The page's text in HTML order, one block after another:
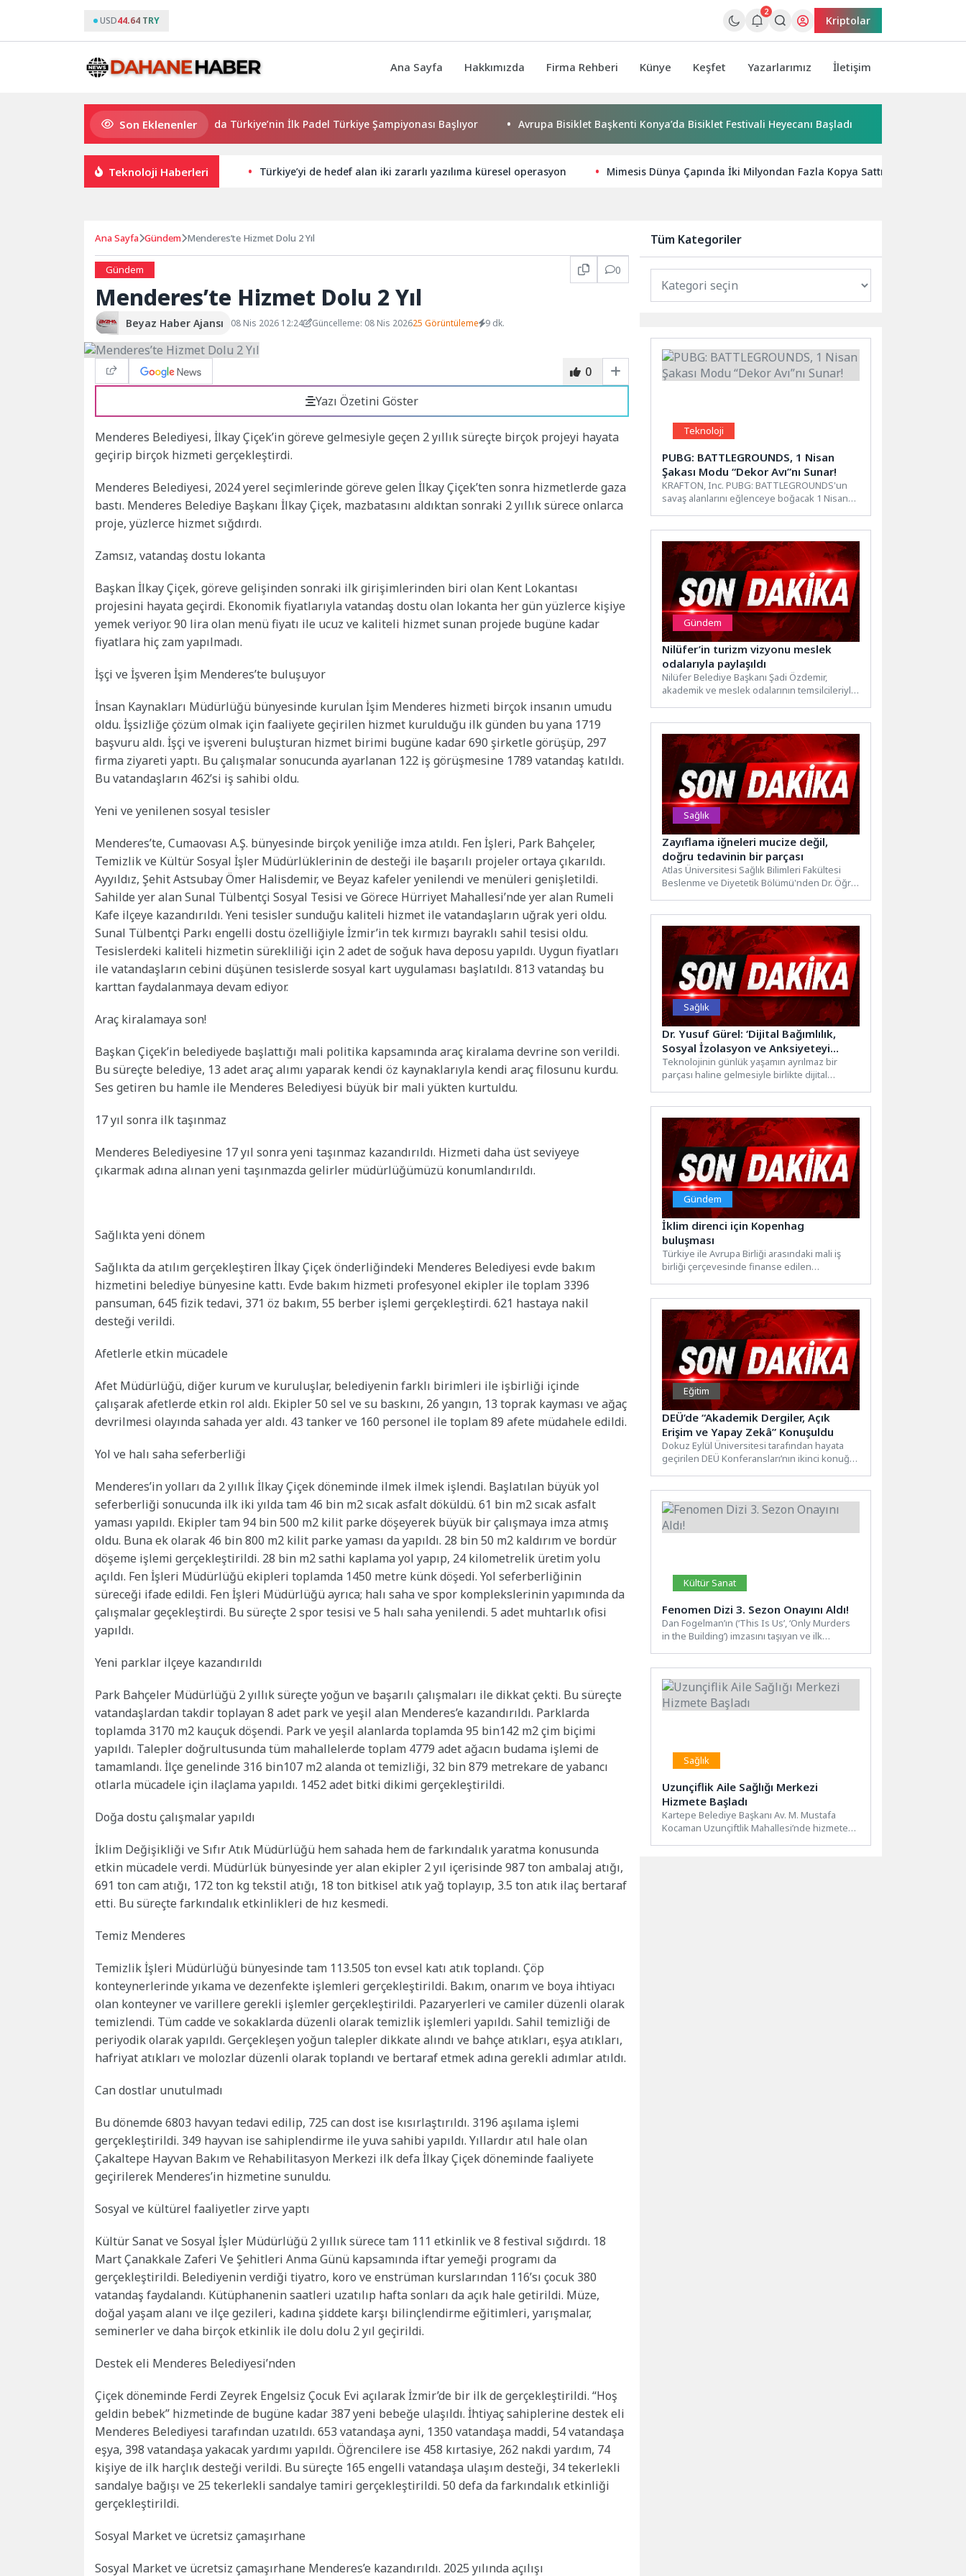
USD44.64 TRY
2
Kriptolar
Ana Sayfa Hakkımızda Firma Rehberi Künye Keşfet Yazarlarımız İletişim
Son Eklenenler
QNB Türkiye Ana Sponsorluğunda Türkiye’nin İlk Padel Türkiye Şampiyonası Başlıyor Avrupa Bisiklet Başkenti Konya’da Bisiklet Festivali Heyecanı Başladı
Teknoloji Haberleri Türkiye’yi de hedef alan iki zararlı yazılıma küresel operasyon Mimesis Dünya Çapında İki Milyondan Fazla Kopya Sattı
Ana Sayfa Gündem Menderes’te Hizmet Dolu 2 Yıl
Gündem 0
Menderes’te Hizmet Dolu 2 Yıl
Beyaz Haber Ajansı 08 Nis 2026 12:24 Güncelleme: 08 Nis 202625 Görüntüleme 9 dk.
0
Yazı Özetini Göster
Menderes Belediyesi, İlkay Çiçek’in göreve gelmesiyle geçen 2 yıllık süreçte birçok projeyi hayata
geçirip birçok hizmeti gerçekleştirdi.
Menderes Belediyesi, 2024 yerel seçimlerinde göreve gelen İlkay Çiçek’ten sonra hizmetlerde gaza
bastı. Menderes Belediye Başkanı İlkay Çiçek, mazbatasını aldıktan sonraki 2 yıllık sürece onlarca
proje, yüzlerce hizmet sığdırdı.
Zamsız, vatandaş dostu lokanta
Başkan İlkay Çiçek, göreve gelişinden sonraki ilk girişimlerinden biri olan Kent Lokantası
projesini hayata geçirdi. Ekonomik fiyatlarıyla vatandaş dostu olan lokanta her gün yüzlerce kişiye
yemek veriyor. 90 lira olan menü fiyatı ile ucuz ve kaliteli hizmet sunan projede bugüne kadar
fiyatlara hiç zam yapılmadı.
İşçi ve İşveren İşim Menderes’te buluşuyor
İnsan Kaynakları Müdürlüğü bünyesinde kurulan İşim Menderes hizmeti birçok insanın umudu
oldu. İşsizliğe çözüm olmak için faaliyete geçirilen hizmet kurulduğu ilk günden bu yana 1719
başvuru aldı. İşçi ve işvereni buluşturan hizmet birimi bugüne kadar 690 şirketle görüşüp, 297
firma ziyareti yaptı. Bu çalışmalar sonucunda ayarlanan 122 iş görüşmesine 1789 vatandaş katıldı.
Bu vatandaşların 462’si iş sahibi oldu.
Yeni ve yenilenen sosyal tesisler
Menderes’te, Cumaovası A.Ş. bünyesinde birçok yeniliğe imza atıldı. Fen İşleri, Park Bahçeler,
Temizlik ve Kültür Sosyal İşler Müdürlüklerinin de desteği ile başarılı projeler ortaya çıkarıldı.
Ayyıldız, Şehit Astsubay Ömer Halisdemir, ve Beyaz kafeler yenilendi ve menüleri genişletildi.
Sahilde yer alan Sunal Tülbentçi Sosyal Tesisi ve Görece Hürriyet Mahallesi’nde yer alan Rumeli
Kafe ilçeye kazandırıldı. Yeni tesisler sunduğu kaliteli hizmet ile vatandaşların uğrak yeri oldu.
Sunal Tülbentçi Parkı engelli dostu özelliğiyle İzmir’in tek kırmızı bayraklı sahil tesisi oldu.
Tesislerdeki kaliteli hizmetin sürekliliği için 2 adet de soğuk hava deposu yapıldı. Uygun fiyatları
ile vatandaşların cebini düşünen tesislerde sosyal kart uygulaması başlatıldı. 813 vatandaş bu
karttan faydalanmaya devam ediyor.
Araç kiralamaya son!
Başkan Çiçek’in belediyede başlattığı mali politika kapsamında araç kiralama devrine son verildi.
Bu süreçte belediye, 13 adet araç alımı yaparak kendi öz kaynaklarıyla kendi araç filosunu kurdu.
Ses getiren bu hamle ile Menderes Belediyesi büyük bir mali yükten kurtuldu.
17 yıl sonra ilk taşınmaz
Menderes Belediyesine 17 yıl sonra yeni taşınmaz kazandırıldı. Hizmeti daha üst seviyeye
çıkarmak adına alınan yeni taşınmazda gelirler müdürlüğümüzü konumlandırıldı.
Sağlıkta yeni dönem
Sağlıkta da atılım gerçekleştiren İlkay Çiçek önderliğindeki Menderes Belediyesi evde bakım
hizmetini belediye bünyesine kattı. Evde bakım hizmeti profesyonel ekipler ile toplam 3396
pansuman, 645 fizik tedavi, 371 öz bakım, 55 berber işlemi gerçekleştirdi. 621 hastaya nakil
desteği verildi.
Afetlerle etkin mücadele
Afet Müdürlüğü, diğer kurum ve kuruluşlar, belediyenin farklı birimleri ile işbirliği içinde
çalışarak afetlerde etkin rol aldı. Ekipler 50 sel ve su baskını, 26 yangın, 13 toprak kayması ve ağaç
devrilmesi olayında sahada yer aldı. 43 tanker ve 160 personel ile toplam 89 afete müdahele edildi.
Yol ve halı saha seferberliği
Menderes’in yolları da 2 yıllık İlkay Çiçek döneminde ilmek ilmek işlendi. Başlatılan büyük yol
seferberliği sonucunda ilk iki yılda tam 46 bin m2 sıcak asfalt döküldü. 61 bin m2 sıcak asfalt
yaması yapıldı. Ekipler tam 94 bin 500 m2 kilit parke döşeyerek büyük bir çalışmaya imza atmış
oldu. Buna ek olarak 46 bin 800 m2 kilit parke yaması da yapıldı. 28 bin 50 m2 kaldırım ve bordür
döşeme işlemi gerçekleştirildi. 28 bin m2 sathi kaplama yol yapıp, 24 kilometrelik üretim yolu
açıldı. Fen İşleri Müdürlüğü ekipleri toplamda 1450 metre künk döşedi. Yol seferberliğinin
süreceği ifade edildi. Fen İşleri Müdürlüğü ayrıca; halı saha ve spor komplekslerinin yapımında da
çalışmalar geçekleştirdi. Bu süreçte 2 spor tesisi ve 5 halı saha yenilendi. 5 adet muhtarlık ofisi
yapıldı.
Yeni parklar ilçeye kazandırıldı
Park Bahçeler Müdürlüğü 2 yıllık süreçte yoğun ve başarılı çalışmaları ile dikkat çekti. Bu süreçte
vatandaşlardan takdir toplayan 8 adet park ve yeşil alan Menderes’e kazandırıldı. Parklarda
toplamda 3170 m2 kauçuk döşendi. Park ve yeşil alanlarda toplamda 95 bin142 m2 çim biçimi
yapıldı. Talepler doğrultusunda tüm mahallelerde toplam 4779 adet ağacın budama işlemi de
tamamlandı. İlçe genelinde 316 bin107 m2 alanda ot temizliği, 32 bin 879 metrekare de yabancı
otlarla mücadele için ilaçlama yapıldı. 1452 adet bitki dikimi gerçekleştirildi.
Doğa dostu çalışmalar yapıldı
İklim Değişikliği ve Sıfır Atık Müdürlüğü hem sahada hem de farkındalık yaratma konusunda
etkin mücadele verdi. Müdürlük bünyesinde yer alan ekipler 2 yıl içerisinde 987 ton ambalaj atığı,
691 ton cam atığı, 172 ton kg tekstil atığı, 18 ton bitkisel atık yağ toplayıp, 3.5 ton atık ilaç bertaraf
etti. Bu süreçte farkındalık etkinlikleri de hız kesmedi.
Temiz Menderes
Temizlik İşleri Müdürlüğü bünyesinde tam 113.505 ton evsel katı atık toplandı. Çöp
konteynerlerinde yıkama ve dezenfekte işlemleri gerçekleştirildi. Bakım, onarım ve boya ihtiyacı
olan konteyner ve varillere gerekli işlemler gerçekleştirildi. Pazaryerleri ve camiler düzenli olarak
temizlendi. Tüm cadde ve sokaklarda düzenli olarak temizlik işlemleri yapıldı. Sahil temizliği de
periyodik olarak yapıldı. Gerçekleşen yoğun talepler dikkate alındı ve bahçe atıkları, eşya atıkları,
hafriyat atıkları ve molozlar düzenli olarak toplandı ve bertaraf etmek adına gerekli adımlar atıldı.
Can dostlar unutulmadı
Bu dönemde 6803 havyan tedavi edilip, 725 can dost ise kısırlaştırıldı. 3196 aşılama işlemi
gerçekleştirildi. 349 hayvan ise sahiplendirme ile yuva sahibi yapıldı. Yıllardır atıl hale olan
Çakaltepe Hayvan Bakım ve Rehabilitasyon Merkezi ilk defa İlkay Çiçek döneminde faaliyete
geçirilerek Menderes’in hizmetine sunuldu.
Sosyal ve kültürel faaliyetler zirve yaptı
Kültür Sanat ve Sosyal İşler Müdürlüğü 2 yıllık sürece tam 111 etkinlik ve 8 festival sığdırdı. 18
Mart Çanakkale Zaferi Ve Şehitleri Anma Günü kapsamında iftar yemeği programı da
gerçekleştirildi. Belediyenin verdiği tiyatro, koro ve enstrüman kurslarından 116’sı çocuk 380
vatandaş faydalandı. Kütüphanenin saatleri uzatılıp hafta sonları da açık hale getirildi. Müze,
doğal yaşam alanı ve ilçe gezileri, kadına şiddete karşı bilinçlendirme eğitimleri, yarışmalar,
seminerler ve daha birçok etkinlik ile dolu dolu 2 yıl geçirildi.
Destek eli Menderes Belediyesi’nden
Çiçek döneminde Ferdi Zeyrek Engelsiz Çocuk Evi açılarak İzmir’de bir ilk de gerçekleştirildi. “Hoş
geldin bebek” hizmetinde de bugüne kadar 387 yeni bebeğe ulaşıldı. İhtiyaç sahiplerine destek eli
Menderes Belediyesi tarafından uzatıldı. 653 vatandaşa ayni, 1350 vatandaşa maddi, 54 vatandaşa
eşya, 398 vatandaşa yakacak yardımı yapıldı. Öğrencilere ise 458 kırtasiye, 262 nakdi yardım, 74
kişiye de ilk harçlık desteği verildi. Bu süreçte 165 engelli vatandaşa ulaşım desteği, 34 tekerlekli
sandalye bağışı ve 25 tekerlekli sandalye tamiri gerçekleştirildi. 50 defa da farkındalık etkinliği
gerçekleştirildi.
Sosyal Market ve ücretsiz çamaşırhane
Sosyal Market ve ücretsiz çamaşırhane Menderes’e kazandırıldı. 2025 yılında açılışı
Tüm Kategoriler
Teknoloji
PUBG: BATTLEGROUNDS, 1 Nisan
Şakası Modu “Dekor Avı”nı Sunar!
KRAFTON, Inc. PUBG: BATTLEGROUNDS'un
savaş alanlarını eğlenceye boğacak 1 Nisan
Gündem
Nilüfer’in turizm vizyonu meslek
odalarıyla paylaşıldı
Nilüfer Belediye Başkanı Şadi Özdemir,
akademik ve meslek odalarının temsilcileriyle
Sağlık
Zayıflama iğneleri mucize değil,
doğru tedavinin bir parçası
Atlas Üniversitesi Sağlık Bilimleri Fakültesi
Beslenme ve Diyetetik Bölümü'nden Dr. Öğr.
Sağlık
Dr. Yusuf Gürel: ‘Dijital Bağımlılık,
Sosyal İzolasyon ve Anksiyeteyi
Tetikliyor’
Teknolojinin günlük yaşamın ayrılmaz bir
parçası haline gelmesiyle birlikte dijital
Gündem
İklim direnci için Kopenhag
buluşması
Türkiye ile Avrupa Birliği arasındaki mali iş
birliği çerçevesinde finanse edilen
Eğitim
DEÜ’de “Akademik Dergiler, Açık
Erişim ve Yapay Zekâ” Konuşuldu
Dokuz Eylül Üniversitesi tarafından hayata
geçirilen DEÜ Konferansları’nın ikinci konuğu
Kültür Sanat
Fenomen Dizi 3. Sezon Onayını Aldı!
Dan Fogelman’ın (‘This Is Us’, ‘Only Murders
in the Building’) imzasını taşıyan ve ilk
Sağlık
Uzunçiflik Aile Sağlığı Merkezi
Hizmete Başladı
Kartepe Belediye Başkanı Av. M. Mustafa
Kocaman Uzunçiftlik Mahallesi’nde hizmete